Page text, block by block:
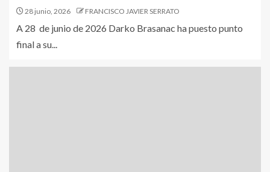
28 junio, 2026 FRANCISCO JAVIER SERRATO
A 28 de junio de 2026 Darko Brasanac ha puesto punto
final a su...